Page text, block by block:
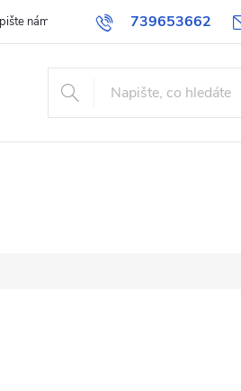
739653662
nám Blog Obchodní podmínky